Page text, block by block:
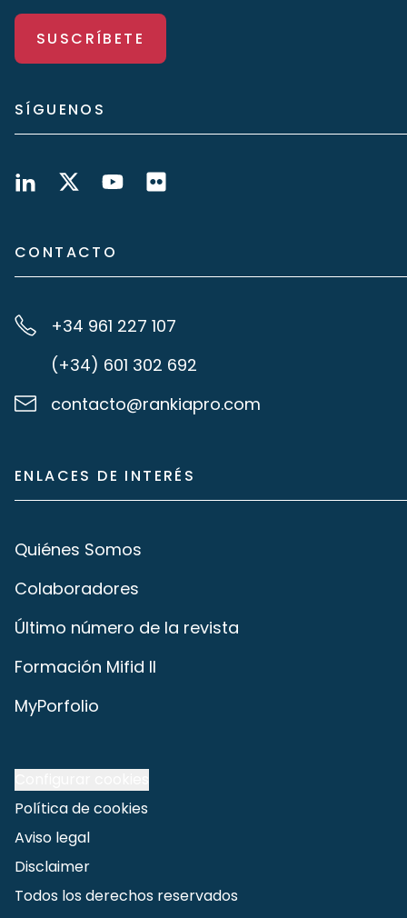
SUSCRÍBETE
SÍGUENOS
CONTACTO
+34 961 227 107
(+34) 601 302 692
contacto@rankiapro.com
ENLACES DE INTERÉS
Quiénes Somos
Colaboradores
Último número de la revista
Formación Mifid II
MyPorfolio
Política de cookies
Aviso legal
Disclaimer
Todos los derechos reservados